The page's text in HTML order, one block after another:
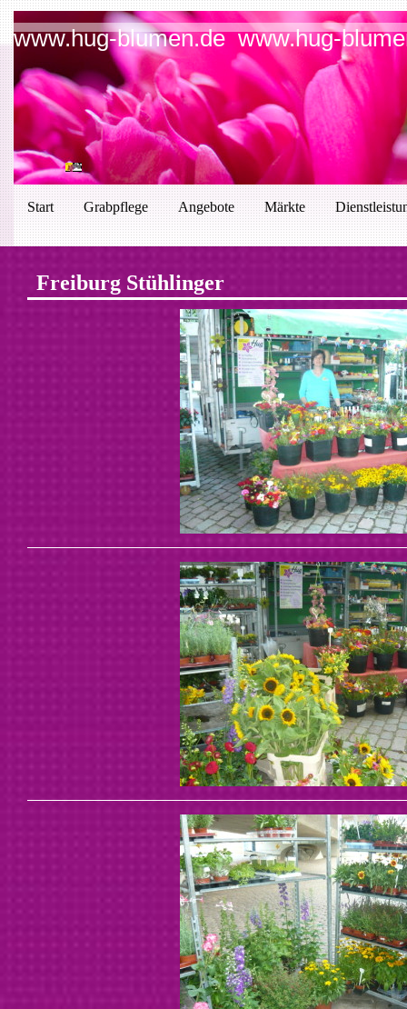
www.hug-blumen.de www.hug-
Start Grabpflege Angebote Märkte
Freiburg Stühlinger